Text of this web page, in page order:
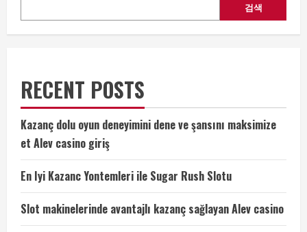
검색
RECENT POSTS
Kazanç dolu oyun deneyimini dene ve şansını maksimize
et Alev casino giriş
En Iyi Kazanc Yontemleri ile Sugar Rush Slotu
Slot makinelerinde avantajlı kazanç sağlayan Alev casino